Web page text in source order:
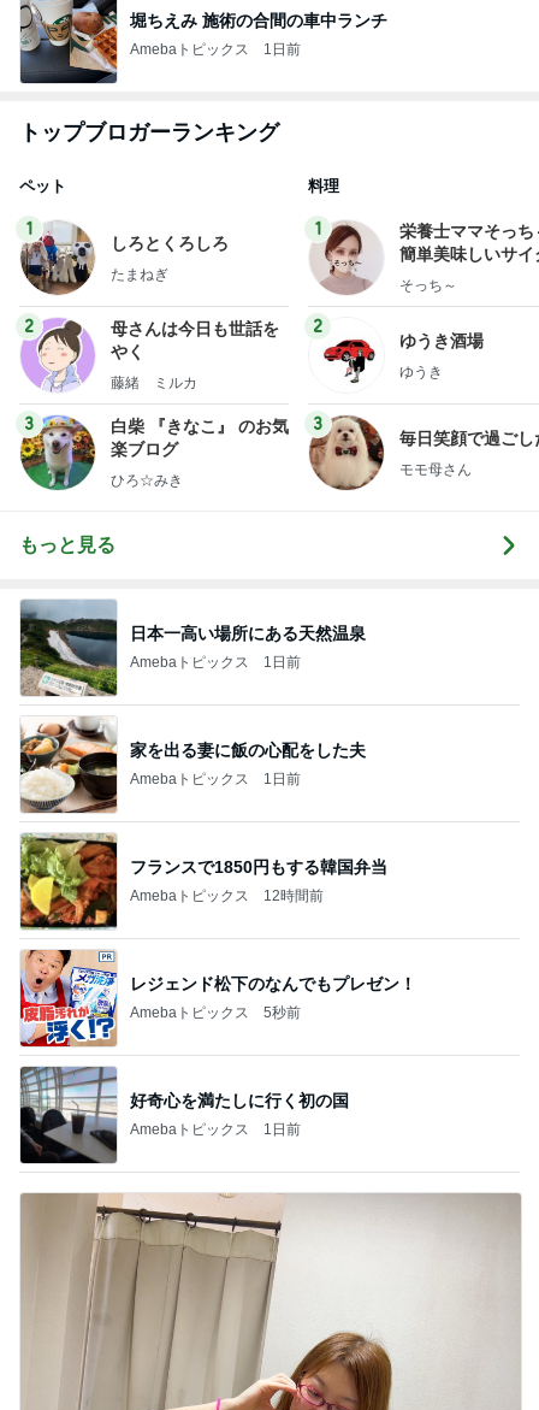
堀ちえみ 施術の合間の車中ランチ
Amebaトピックス 1日前
トップブロガーランキング
ペット
1
しろとくろしろ
たまねぎ
2
母さんは今日も世話を
やく
藤緒 ミルカ
3
白柴 『きなこ』 のお気
楽ブログ
ひろ☆みき
料理
1
栄養士ママそっち
簡単美味しいサイ
献立
そっち～
2
ゆうき酒場
ゆうき
3
毎日笑顔で過ごし
モモ母さん
もっと見る
日本一高い場所にある天然温泉
Amebaトピックス 1日前
家を出る妻に飯の心配をした夫
Amebaトピックス 1日前
フランスで1850円もする韓国弁当
Amebaトピックス 12時間前
レジェンド松下のなんでもプレゼン！
Amebaトピックス 5秒前
好奇心を満たしに行く初の国
Amebaトピックス 1日前